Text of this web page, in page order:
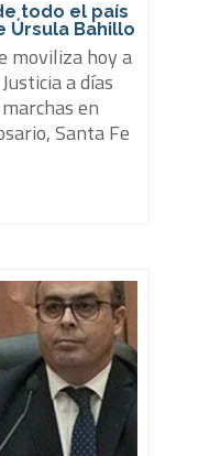
todo el país
Úrsula Bahillo
moviliza hoy a
a días
en
Santa Fe